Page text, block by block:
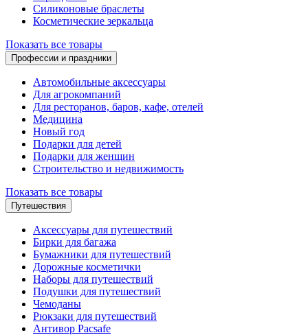
Силиконовые браслеты
Косметические зеркальца
Показать все товары
Профессии и праздники
Автомобильные аксессуары
Для агрокомпаний
Для ресторанов, баров, кафе, отелей
Медицина
Новый год
Подарки для детей
Подарки для женщин
Строительство и недвижимость
Показать все товары
Путешествия
Аксессуары для путешествий
Бирки для багажа
Бумажники для путешествий
Дорожные косметички
Наборы для путешествий
Подушки для путешествий
Чемоданы
Рюкзаки для путешествий
Антивор Pacsafe